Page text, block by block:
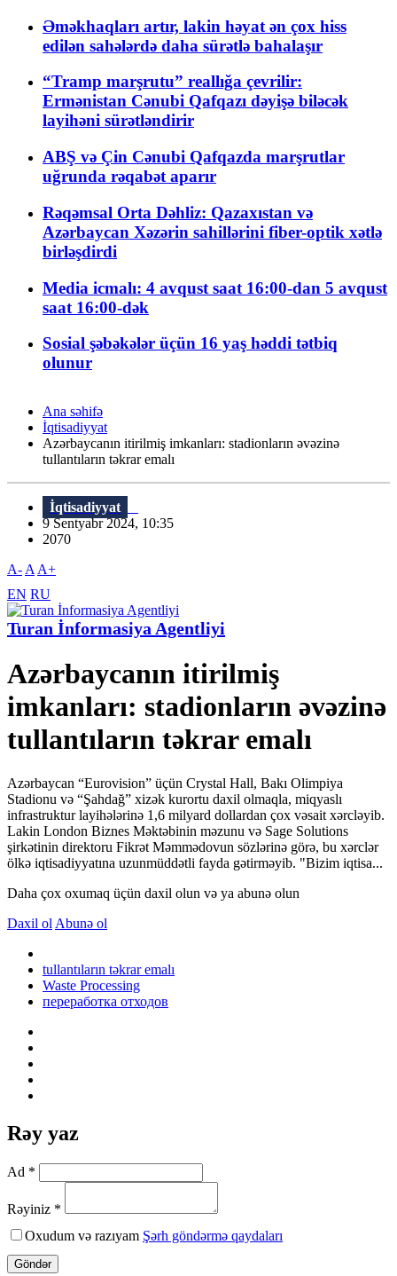
Əməkhaqları artır, lakin həyat ən çox hiss
edilən sahələrdə daha sürətlə bahalaşır
“Tramp marşrutu” reallığa çevrilir:
Ermənistan Cənubi Qafqazı dəyişə biləcək
layihəni sürətləndirir
ABŞ və Çin Cənubi Qafqazda marşrutlar
uğrunda rəqabət aparır
Rəqəmsal Orta Dəhliz: Qazaxıstan və
Azərbaycan Xəzərin sahillərini fiber-optik xətlə
birləşdirdi
Media icmalı: 4 avqust saat 16:00-dan 5 avqust
saat 16:00-dək
Sosial şəbəkələr üçün 16 yaş həddi tətbiq
olunur
Ana səhifə
İqtisadiyyat
Azərbaycanın itirilmiş imkanları: stadionların əvəzinə
tullantıların təkrar emalı
İqtisadiyyat
9 Sentyabr 2024, 10:35
2070
A- A A+
EN RU
Turan İnformasiya Agentliyi
Azərbaycanın itirilmiş
imkanları: stadionların əvəzinə
tullantıların təkrar emalı
Azərbaycan “Eurovision” üçün Crystal Hall, Bakı Olimpiya
Stadionu və “Şahdağ” xizək kurortu daxil olmaqla, miqyaslı
infrastruktur layihələrinə 1,6 milyard dollardan çox vəsait xərcləyib.
Lakin London Biznes Məktəbinin məzunu və Sage Solutions
şirkətinin direktoru Fikrət Məmmədovun sözlərinə görə, bu xərclər
ölkə iqtisadiyyatına uzunmüddətli fayda gətirməyib. "Bizim iqtisa...
Daha çox oxumaq üçün daxil olun və ya abunə olun
Daxil ol Abunə ol
tullantıların təkrar emalı
Waste Processing
переработка отходов
Rəy yaz
Ad *
Rəyiniz *
Oxudum və razıyam Şərh göndərmə qaydaları
Göndər